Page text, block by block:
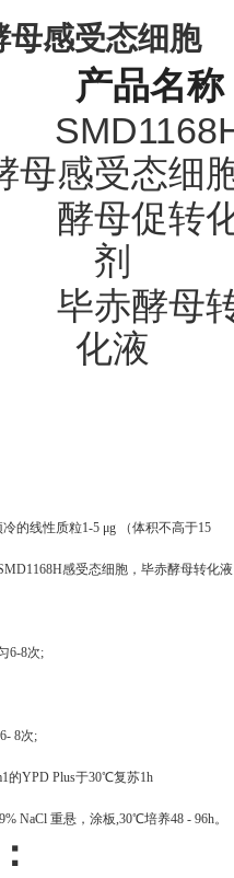
母感受态细胞
产品名称
母感受态细
酵母促转
剂
毕赤酵母
化液
的线性质粒1-5 μg （体积不高于15
感受态细胞，毕赤酵母转化液
6-8次;
8次;
的YPD Plus于30℃复苏1h
NaCl 重悬，涂板,30℃培养48 - 96h。